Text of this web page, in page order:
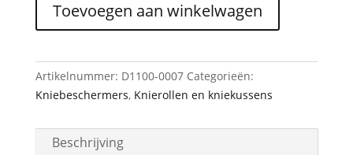
no.
aantal
Toevoegen aan winkelwagen
Artikelnummer: D1100-0007 Categorieën:
Kniebeschermers, Knierollen en kniekussens
Beschrijving